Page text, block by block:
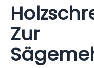
Zur